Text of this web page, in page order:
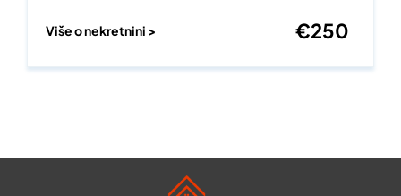
Više o nekretnini > €250